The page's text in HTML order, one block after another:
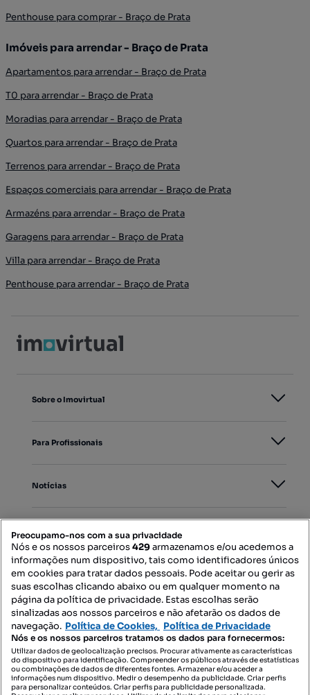
Penthouse para comprar - Braço de Prata
Imóveis para arrendar - Braço de Prata
Apartamentos para arrendar - Braço de Prata
T0 para arrendar - Braço de Prata
Moradias para arrendar - Braço de Prata
Quartos para arrendar - Braço de Prata
Terrenos para arrendar - Braço de Prata
Espaços comerciais para arrendar - Braço de Prata
Armazéns para arrendar - Braço de Prata
Garagens para arrendar - Braço de Prata
Villa para arrendar - Braço de Prata
Penthouse para arrendar - Braço de Prata
Sobre o Imovirtual
Para Profissionais
Notícias
Mapa do Site
Contacte-nos
SIGA-NOS:
Preocupamo-nos com a sua privacidade
Nós e os nossos parceiros429armazenamos e/ou acedemos a
informações num dispositivo, tais como identificadores únicos
em cookies para tratar dados pessoais. Pode aceitar ou gerir as
suas escolhas clicando abaixo ou em qualquer momento na
página da política de privacidade. Estas escolhas serão
sinalizadas aos nossos parceiros e não afetarão os dados de
navegação. Política de Cookies, Política de Privacidade
Nós e os nossos parceiros tratamos os dados para fornecermos:
Utilizar dados de geolocalização precisos. Procurar ativamente as características
do dispositivo para identificação. Compreender os públicos através de estatísticas
ou combinações de dados de diferentes fontes. Armazenar e/ou aceder a
informações num dispositivo. Medir o desempenho da publicidade. Criar perfis
para personalizar conteúdos. Criar perfis para publicidade personalizada.